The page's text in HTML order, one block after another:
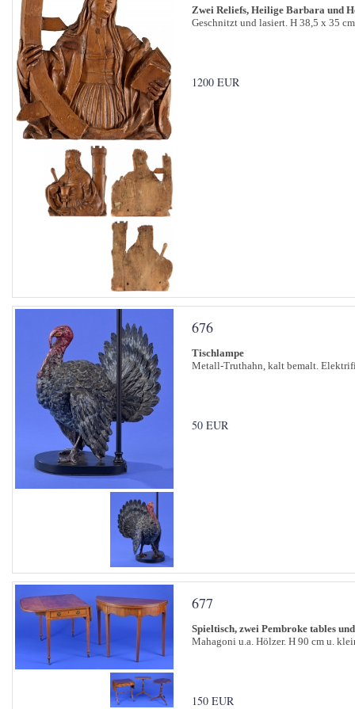
Zwei Reliefs, Heilige Barbara und
Geschnitzt und lasiert. H 38,5 x 35
1200 EUR
676
Tischlampe
Metall-Truthahn, kalt bemalt.
50 EUR
677
Spieltisch, zwei Pembroke tables
Mahagoni u.a. Hölzer. H 90 cm u.
150 EUR